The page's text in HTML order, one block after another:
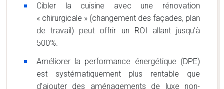
Cibler la cuisine avec une rénovation
« chirurgicale » (changement des façades, plan
de travail) peut offrir un ROI allant jusqu’à
500%.
Améliorer la performance énergétique (DPE)
est systématiquement plus rentable que
d’ajouter des aménagements de luxe non-